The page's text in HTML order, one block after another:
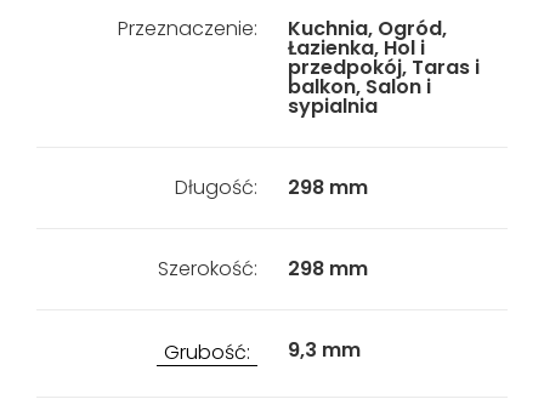
Przeznaczenie: Kuchnia, Ogród,
Łazienka, Hol i
przedpokój, Taras i
balkon, Salon i
sypialnia
Długość: 298 mm
Szerokość: 298 mm
Grubość: 9,3 mm